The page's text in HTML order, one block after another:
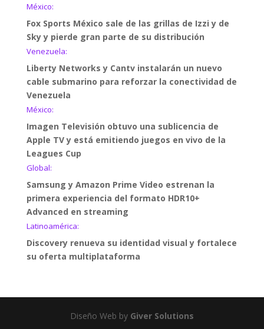
México:
Fox Sports México sale de las grillas de Izzi y de
Sky y pierde gran parte de su distribución
Venezuela:
Liberty Networks y Cantv instalarán un nuevo
cable submarino para reforzar la conectividad de
Venezuela
México:
Imagen Televisión obtuvo una sublicencia de
Apple TV y está emitiendo juegos en vivo de la
Leagues Cup
Global:
Samsung y Amazon Prime Video estrenan la
primera experiencia del formato HDR10+
Advanced en streaming
Latinoamérica:
Discovery renueva su identidad visual y fortalece
su oferta multiplataforma
Diseño Web by Giver Solutions